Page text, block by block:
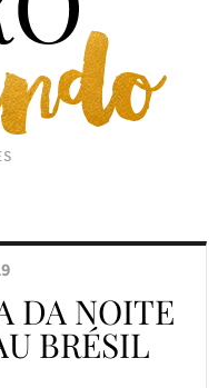
DA NOITE
BRÉSIL